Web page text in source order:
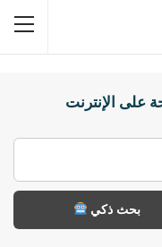
على الإنترنت
بحث ذكي